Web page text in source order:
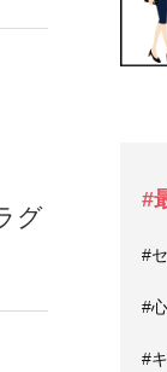
グ
#
#
#
#